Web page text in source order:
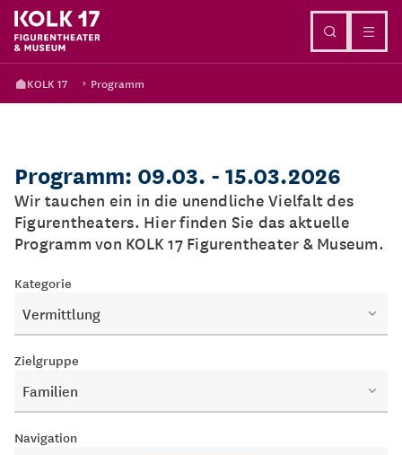
KOLK 17 Programm
Programm: 09.03. - 15.03.2026
Wir tauchen ein in die unendliche Vielfalt des
Figurentheaters. Hier finden Sie das aktuelle
Programm von KOLK 17 Figurentheater & Museum.
Kategorie
Vermittlung
Zielgruppe
Familien
Navigation